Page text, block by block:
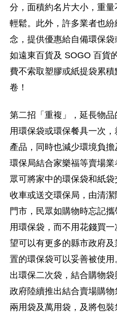
分，面積約名片大小，重
輕鬆。此外，許多業者也
念，提供優惠給自備環保
如遠東百貨及 SOGO 百貨
費不索取塑膠或紙提袋累
卷！
第二招「重複」，延長物
用環保袋或環保餐具一次
產品，同時也減少環境負
環保局結合家樂福等賣場
眾可將家中的環保袋和紙
收車或送交環保局，由清
門市，民眾如購物時忘記
用環保袋，而不用花錢買
望可以有更多的縣市政府
置的環保袋可以妥善被使
出環保二次袋，結合購物
政府陸續推出結合賣場購
兩用袋及萬用袋，及將包